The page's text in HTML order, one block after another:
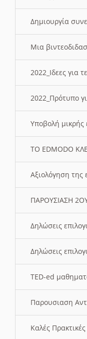
Δημιουργία
Μια
2022_Ιδεες για
2022_Πρότυπο
Υποβολή
ΤΟ EDMODO
Αξιολόγηση
ΠΑΡΟΥΣΙΑΣΗ
Δηλώσεις
Δηλώσεις
TED-ed
Παρουσιαση
Καλές